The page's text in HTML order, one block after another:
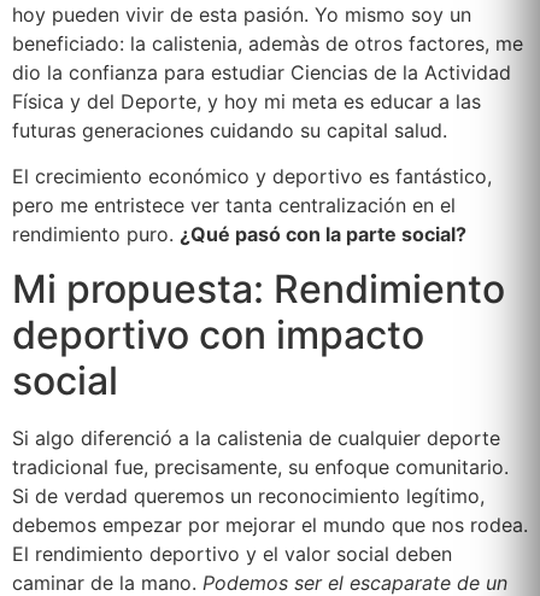
hoy pueden vivir de esta pasión. Yo mismo soy un
beneficiado: la calistenia, ademàs de otros factores, me
dio la confianza para estudiar Ciencias de la Actividad
Física y del Deporte, y hoy mi meta es educar a las
futuras generaciones cuidando su capital salud.
El crecimiento económico y deportivo es fantástico,
pero me entristece ver tanta centralización en el
rendimiento puro. ¿Qué pasó con la parte social?
Mi propuesta: Rendimiento
deportivo con impacto
social
Si algo diferenció a la calistenia de cualquier deporte
tradicional fue, precisamente, su enfoque comunitario.
Si de verdad queremos un reconocimiento legítimo,
debemos empezar por mejorar el mundo que nos rodea.
El rendimiento deportivo y el valor social deben
caminar de la mano. Podemos ser el escaparate de un